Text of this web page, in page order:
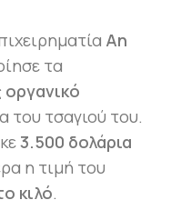
An
τα
οργανικό
του τσαγιού του.
3.500 δολάρια
η τιμή του
κιλό.